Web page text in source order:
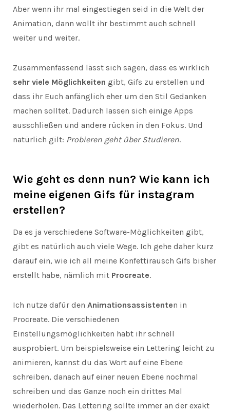
Aber wenn ihr mal eingestiegen seid in die Welt der
Animation, dann wollt ihr bestimmt auch schnell
weiter und weiter.
Zusammenfassend lässt sich sagen, dass es wirklich
sehr viele Möglichkeiten gibt, Gifs zu erstellen und
dass ihr Euch anfänglich eher um den Stil Gedanken
machen solltet. Dadurch lassen sich einige Apps
ausschließen und andere rücken in den Fokus. Und
natürlich gilt: Probieren geht über Studieren.
Wie geht es denn nun? Wie kann ich
meine eigenen Gifs für instagram
erstellen?
Da es ja verschiedene Software-Möglichkeiten gibt,
gibt es natürlich auch viele Wege. Ich gehe daher kurz
darauf ein, wie ich all meine Konfettirausch Gifs bisher
erstellt habe, nämlich mit Procreate.
Ich nutze dafür den Animationsassistenten in
Procreate. Die verschiedenen
Einstellungsmöglichkeiten habt ihr schnell
ausprobiert. Um beispielsweise ein Lettering leicht zu
animieren, kannst du das Wort auf eine Ebene
schreiben, danach auf einer neuen Ebene nochmal
schreiben und das Ganze noch ein drittes Mal
wiederholen. Das Lettering sollte immer an der exakt